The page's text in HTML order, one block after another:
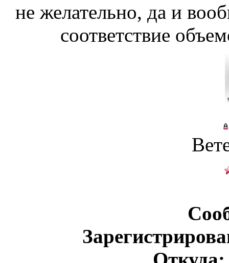
не желательно, да и
соответствие